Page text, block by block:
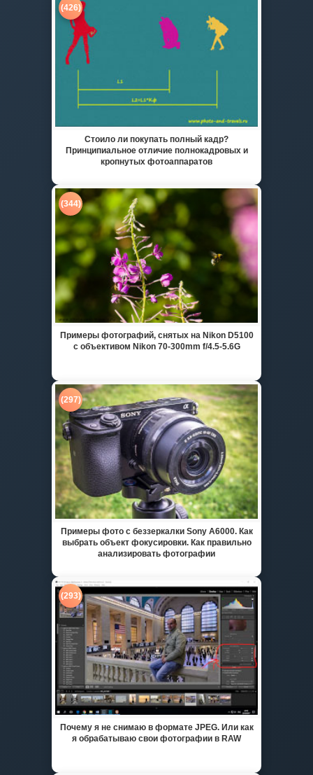
(426)
Стоило ли покупать полный кадр?
Принципиальное отличие полнокадровых и
кропнутых фотоаппаратов
(344)
Примеры фотографий, снятых на Nikon D5100
с объективом Nikon 70-300mm f/4.5-5.6G
(297)
Примеры фото с беззеркалки Sony A6000. Как
выбрать объект фокусировки. Как правильно
анализировать фотографии
(293)
Почему я не снимаю в формате JPEG. Или как
я обрабатываю свои фотографии в RAW